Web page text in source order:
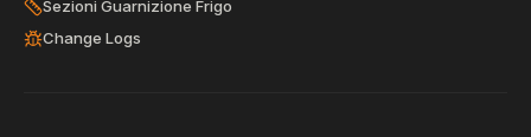
Sezioni Guarnizione Frigo
Change Logs